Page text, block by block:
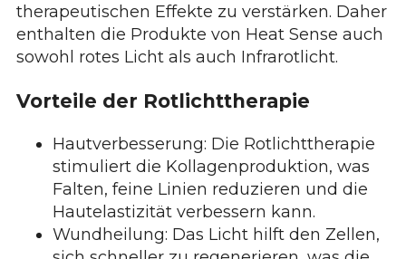
therapeutischen Effekte zu verstärken. Daher
enthalten die Produkte von Heat Sense auch
sowohl rotes Licht als auch Infrarotlicht.
Vorteile der Rotlichttherapie
Hautverbesserung: Die Rotlichttherapie
stimuliert die Kollagenproduktion, was
Falten, feine Linien reduzieren und die
Hautelastizität verbessern kann.
Wundheilung: Das Licht hilft den Zellen,